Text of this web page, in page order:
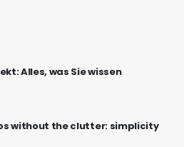
Alles, was Sie wissen
without the clutter: simplicity